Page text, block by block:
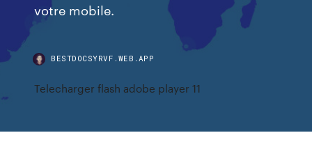
votre mobile.
BESTDOCSYRVF.WEB.APP
Telecharger flash adobe player 11